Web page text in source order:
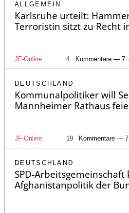
ALLGEMEIN
Karlsruhe urteilt:
Terroristin sitzt zu Recht
JF-Online 4 Kommentare — 7.
DEUTSCHLAND
Kommunalpolitiker will
Mannheimer Rathaus
JF-Online 19 Kommentare —
DEUTSCHLAND
SPD-
Afghanistanpolitik der